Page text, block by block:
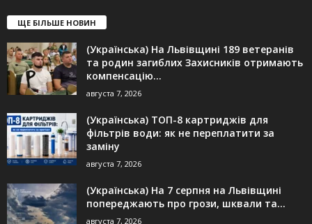
ЩЕ БІЛЬШЕ НОВИН
(Українська) На Львівщині 189 ветеранів
та родин загиблих Захисників отримають
компенсацію...
августа 7, 2026
(Українська) ТОП-8 картриджів для
фільтрів води: як не переплатити за
заміну
августа 7, 2026
(Українська) На 7 серпня на Львівщині
попереджають про грози, шквали та...
августа 7, 2026